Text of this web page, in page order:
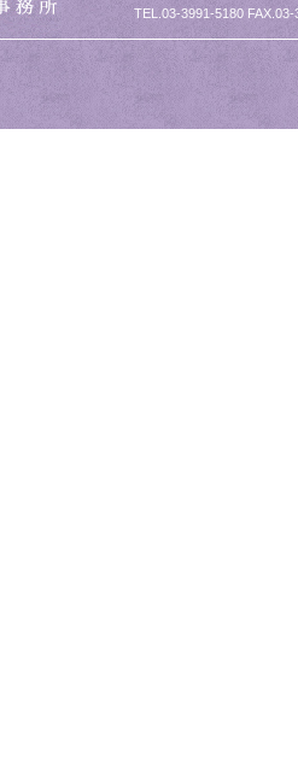
TEL.03-3991-5180 FAX.03-